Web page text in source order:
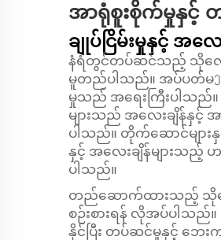
အာရုံစူးစိုက်မှုနှင့်
ချုပ်ငြိမ်းမှုနှင့် အလေ
နံရံတွင်တပ်ဆင်သည့် သိုလှောင်
မူတည်ပါသည်။ အပ်ပတ်မ
မှုသည် အရေးကြီးပါသည်
များသည် အလေးချိန်နှင့် အာ
ပါသည်။ တိုက်ဆောင်များနှ
နှင့် အလေးချိန်များသ
ပါသည်။
တည်ဆောက်ထားသည့် သိုလှေ
စဉ်းစားရန် လိုအပ်ပါသ
နိုင်ပြီး တပ်ဆင်မှုနှင့် ဘေ